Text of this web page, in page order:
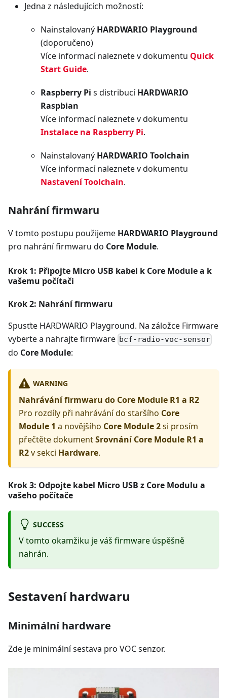
Jedna z následujících možností:
Nainstalovaný HARDWARIO Playground
(doporučeno)
Více informací naleznete v dokumentu Quick
Start Guide.
Raspberry Pi s distribucíHARDWARIO
Raspbian
Více informací naleznete v dokumentu
Instalace na Raspberry Pi.
Nainstalovaný HARDWARIO Toolchain
Více informací naleznete v dokumentu
Nastavení Toolchain.
Nahrání firmwaru
V tomto postupu použijeme HARDWARIO Playground
pro nahrání firmwaru do Core Module.
Krok 1: Připojte Micro USB kabel k Core Module a k
vašemu počítači
Krok 2: Nahrání firmwaru
Spusťte HARDWARIO Playground. Na záložce Firmware
vyberte a nahrajte firmware bcf-radio-voc-sensor
do Core Module:
WARNING
Nahrávání firmwaru do Core Module R1 a R2
Pro rozdíly při nahrávání do staršího Core
Module 1 a novějšího Core Module 2si prosím
přečtěte dokumentSrovnání Core Module R1 a
R2v sekci Hardware.
Krok 3: Odpojte kabel Micro USB z Core Modulu a
vašeho počítače
SUCCESS
V tomto okamžiku je váš firmware úspěšně
nahrán.
Sestavení hardwaru
Minimální hardware
Zde je minimální sestava pro VOC senzor.